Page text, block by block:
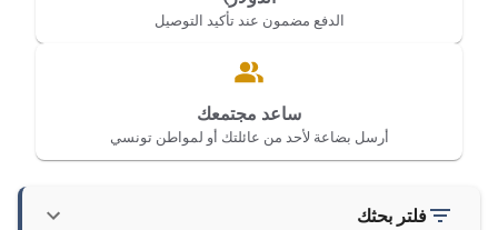
الدفع مضمون عند تأكيد التوصيل
ساعد مجتمعك
أرسل بضاعة لأحد من عائلتك أو لمواطن تونسي
فلتر بحثك